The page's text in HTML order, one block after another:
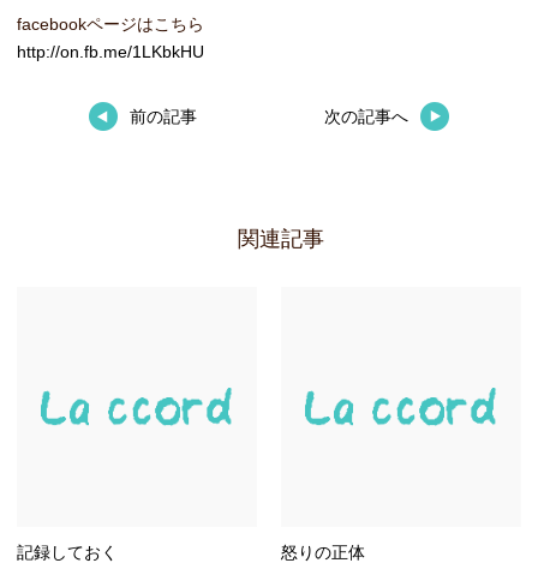
facebookページはこちら
http://on.fb.me/1LKbkHU
前の記事 次の記事へ
関連記事
記録しておく 怒りの正体